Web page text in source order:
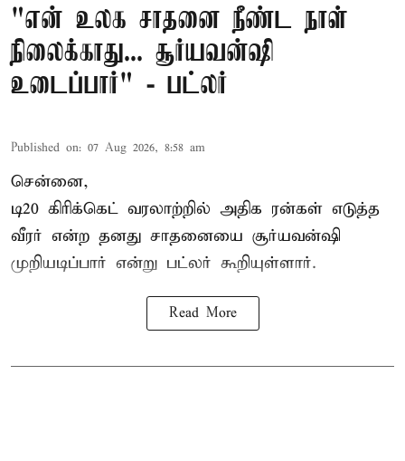
"என் உலக சாதனை நீண்ட நாள்
நிலைக்காது... சூர்யவன்ஷி
உடைப்பார்" - பட்லர்
Published on: 07 Aug 2026, 8:58 am
சென்னை,
டி20 கிரிக்கெட் வரலாற்றில் அதிக ரன்கள் எடுத்த
வீரர் என்ற தனது சாதனையை சூர்யவன்ஷி
முறியடிப்பார் என்று பட்லர் கூறியுள்ளார்.
Read More